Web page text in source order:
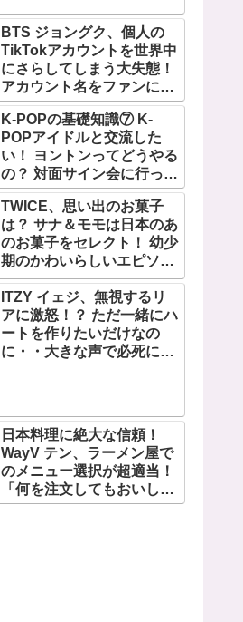
るその人物は大よろこび！
まさに「成功したファン」
だと話題沸騰
BTS ジョングク、個人の
TikTokアカウントを世界中
にさらしてしまう大失態！
アカウント名をファンにい
じられてタジタジに
K-POPの基礎知識⑦ K-
POPアイドルと交流した
い！ ヨントンってどうやる
の？ 対面サイン会に行って
みたい！ ショケ、お見送り
会、握手会・・・リリース
イベントあれこれを紹介
TWICE、思い出のお菓子
は？ サナ＆モモは日本のあ
のお菓子をセレクト！ 幼少
期のかわいらしいエピソー
ドも公開
ITZY イェジ、無視するリ
アに激怒！？ ただ一緒にハ
ートを作りたいだけなの
に・・大きな声で必死にア
日本料理に絶大な信頼！
WayV テン、ラーメン屋で
のメニュー選択が超適当！
「何を注文してもおいしい
から・・」日本の食べ物に